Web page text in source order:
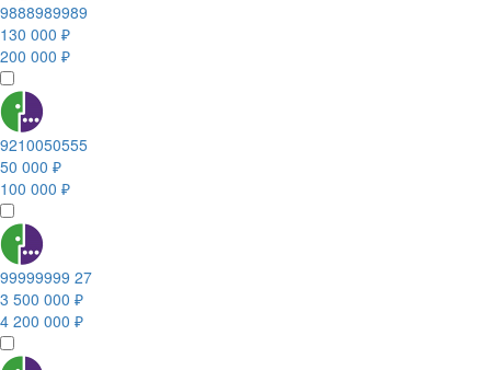
9888989989
130 000 ₽
200 000 ₽
9210050555
50 000 ₽
100 000 ₽
99999999 27
3 500 000 ₽
4 200 000 ₽